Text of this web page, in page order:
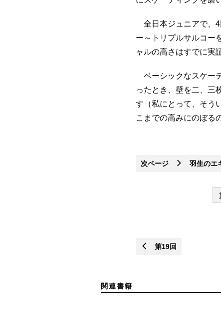
全日本ジュニアで、
ー～トリプルサルコー
ャルの高さはすでに実
ベーシックなスケー
ったとき、壁を二、三
す（私にとって、そう
こまでの高みにのぼる
次ページ 羽生のエ
第19回
関連書籍